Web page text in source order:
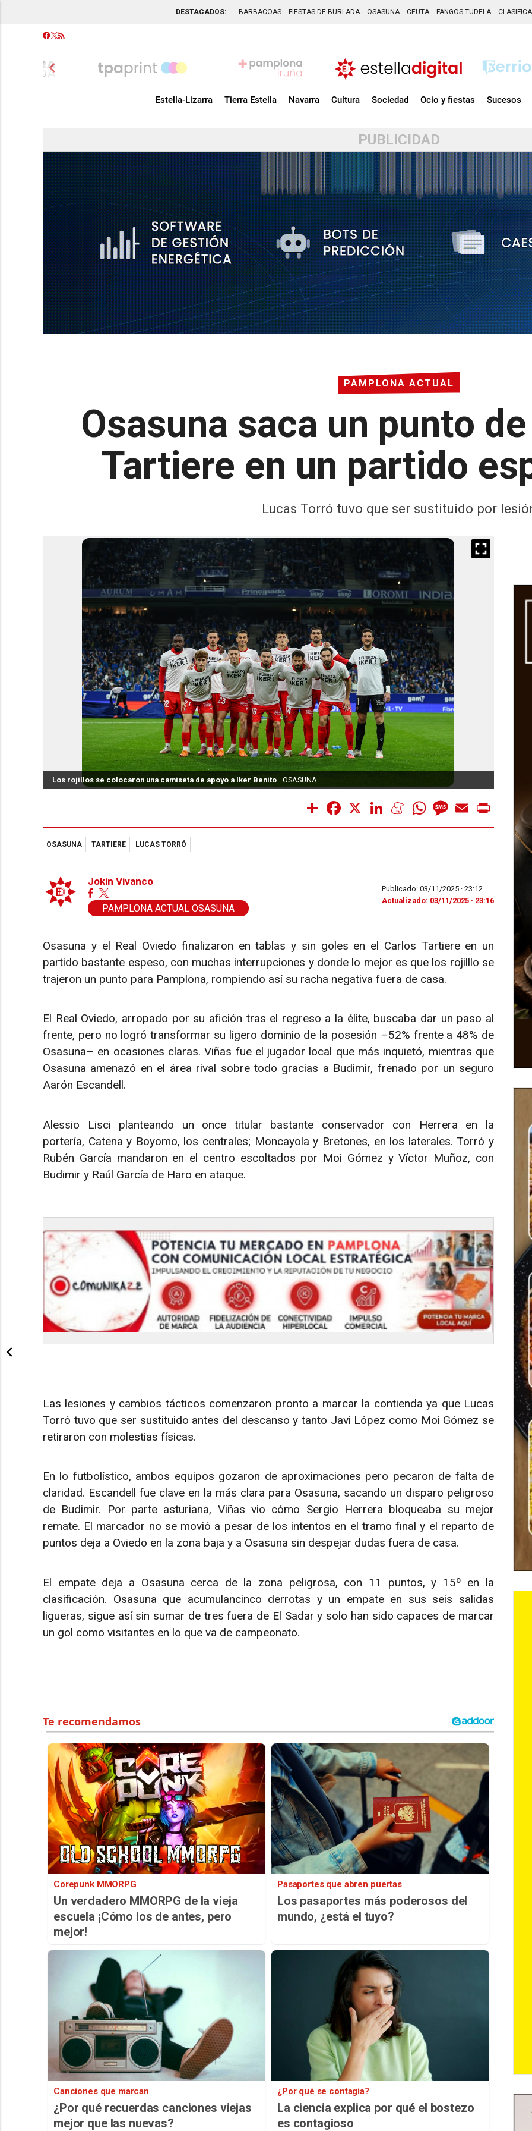
DESTACADOS: BARBACOAS FIESTAS DE BURLADA OSASUNA CEUTA FANGOS TUDELA
chevron_left
Estella-Lizarra Tierra Estella Navarra Cultura Sociedad Ocio y fiestas Sucesos
PUBLICIDAD
PAMPLONA ACTUAL
Osasuna saca un punto
Tartiere en un partido
Lucas Torró tuvo que ser sustituido por
Los rojillos se colocaron una camiseta de apoyo a Iker Benito OSASUNA Abel
Share Facebook LinkedInMeneameWhatsAppMessage
Email
OSASUNA TARTIERE LUCAS TORRÓ
Jokin Vivanco
PAMPLONA ACTUAL OSASUNA
Publicado: 03/11/2025 · 23:12
Actualizado: 03/11/2025 · 23:16
Osasuna y el Real Oviedo finalizaron en tablas y sin goles en el Carlos Tartiere en un
partido bastante espeso, con muchas interrupciones y donde lo mejor es que los rojilllo se
trajeron un punto para Pamplona, rompiendo así su racha negativa fuera de casa.
El Real Oviedo, arropado por su afición tras el regreso a la élite, buscaba dar un paso al
frente, pero no logró transformar su ligero dominio de la posesión –52% frente a 48% de
Osasuna– en ocasiones claras. Viñas fue el jugador local que más inquietó, mientras que
Osasuna amenazó en el área rival sobre todo gracias a Budimir, frenado por un seguro
Aarón Escandell.​
Alessio Lisci planteando un once titular bastante conservador con Herrera en la
portería, Catena y Boyomo, los centrales; Moncayola y Bretones, en los laterales. Torró y
Rubén García mandaron en el centro escoltados por Moi Gómez y Víctor Muñoz, con
Budimir y Raúl García de Haro en ataque.​
Las lesiones y cambios tácticos comenzaron pronto a marcar la contienda ya que Lucas
Torró tuvo que ser sustituido antes del descanso y tanto Javi López como Moi Gómez se
retiraron con molestias físicas.​
En lo futbolístico, ambos equipos gozaron de aproximaciones pero pecaron de falta de
claridad. Escandell fue clave en la más clara para Osasuna, sacando un disparo peligroso
de Budimir. Por parte asturiana, Viñas vio cómo Sergio Herrera bloqueaba su mejor
remate. El marcador no se movió a pesar de los intentos en el tramo final y el reparto de
puntos deja a Oviedo en la zona baja y a Osasuna sin despejar dudas fuera de casa.​
El empate deja a Osasuna cerca de la zona peligrosa, con 11 puntos, y 15º en la
clasificación. Osasuna que acumulancinco derrotas y un empate en sus seis salidas
ligueras, sigue así sin sumar de tres fuera de El Sadar y solo han sido capaces de marcar
un gol como visitantes en lo que va de campeonato.
Corepunk MMORPG
Un verdadero MMORPG de la vieja
escuela ¡Cómo los de antes, pero
mejor!
Pasaportes que abren puertas
Los pasaportes más poderosos del
mundo, ¿está el tuyo?
Canciones que marcan
¿Por qué recuerdas canciones viejas
mejor que las nuevas?
¿Por qué se contagia?
La ciencia explica por qué el bostezo
es contagioso